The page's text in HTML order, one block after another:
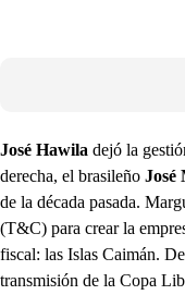
José Hawila dejó la
derecha, el brasileño José
de la década pasada.
(T&C) para crear la
fiscal: las Islas Caimán.
transmisión de la Copa